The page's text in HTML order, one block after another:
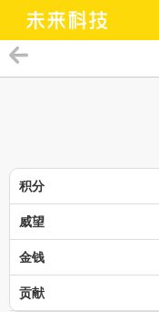
积分
威望
金钱
贡献